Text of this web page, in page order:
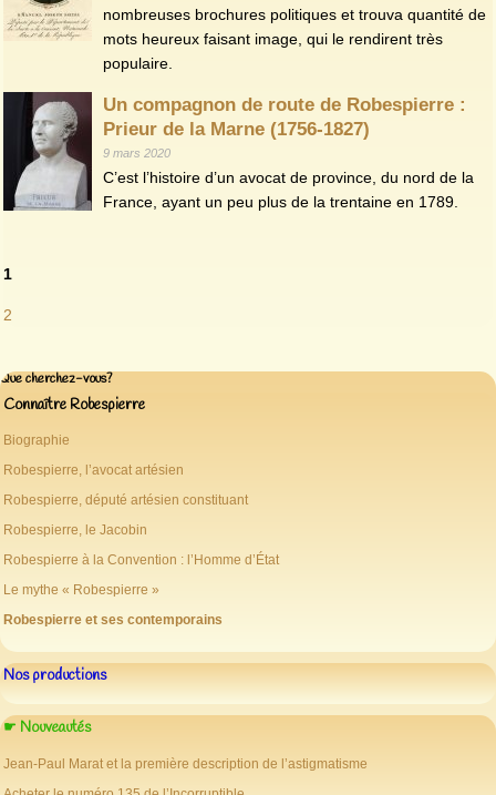
nombreuses brochures politiques et trouva quantité de
mots heureux faisant image, qui le rendirent très
populaire.
Un compagnon de route de Robespierre :
Prieur de la Marne (1756-1827)
9 mars 2020
C’est l’histoire d’un avocat de province, du nord de la
France, ayant un peu plus de la trentaine en 1789.
1
2
Que cherchez-vous?
Connaître Robespierre
Biographie
Robespierre, l’avocat artésien
Robespierre, député artésien constituant
Robespierre, le Jacobin
Robespierre à la Convention : l’Homme d’État
Le mythe « Robespierre »
Robespierre et ses contemporains
Nos productions
☛ Nouveautés
Jean-Paul Marat et la première description de l’astigmatisme